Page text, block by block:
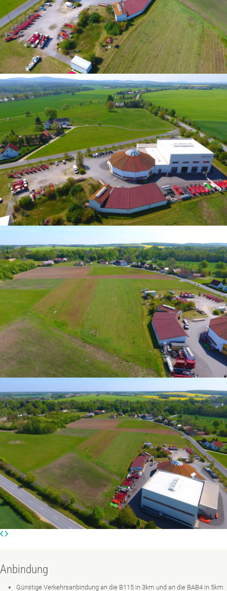
Anbindung
Günstige Verkehrsanbindung an die B115 in 3km und an die BAB4 in 5km